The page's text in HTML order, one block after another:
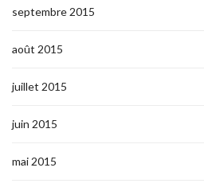
septembre 2015
août 2015
juillet 2015
juin 2015
mai 2015